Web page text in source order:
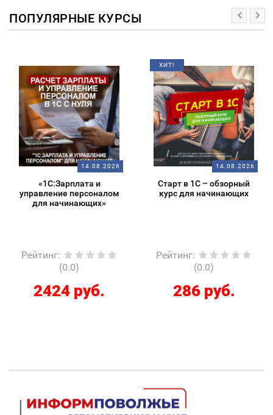
ПОПУЛЯРНЫЕ КУРСЫ
14.08.2026
«1С:Зарплата и
управление персоналом
для начинающих»
Рейтинг:
(0.0)
2424 руб.
ХИТ!
14.08.2026
Старт в 1С – обзорный
курс для начинающих
Рейтинг:
(0.0)
286 руб.